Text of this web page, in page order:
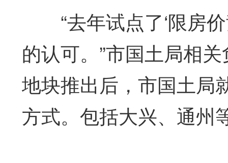
“去年试点了‘限房价
的认可。”市国土局相
地块推出后，市国土局
方式。包括大兴、通州